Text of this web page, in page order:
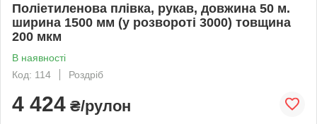
Поліетиленова плівка, рукав, довжина 50 м.
ширина 1500 мм (у розвороті 3000) товщина
200 мкм
В наявності
Код: 114
Роздріб
4 424 ₴/рулон